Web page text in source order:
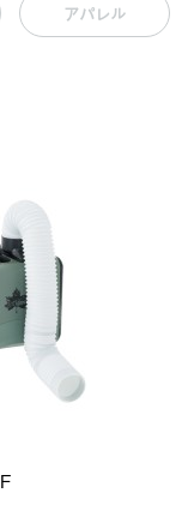
アパレル